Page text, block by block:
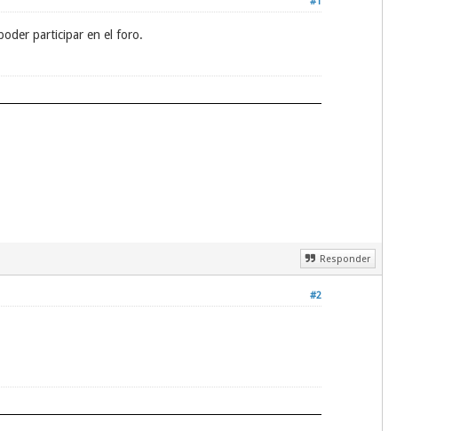
participar en el foro.
Responder
#2